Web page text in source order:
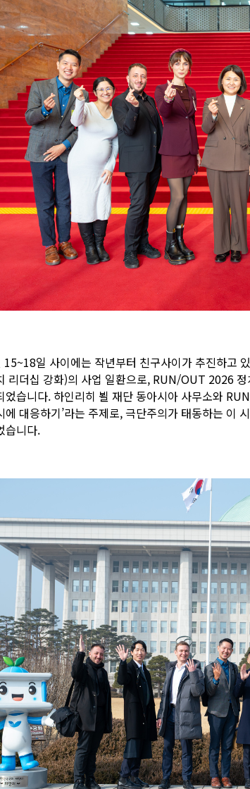
15~18일 사이에는 작년부터 친구사이가 추진하고
리더십 강화)의 사업 일환으로, RUN/OUT 2026 정
었습니다. 하인리히 뵐 재단 동아시아 사무소와
에 대응하기’라는 주제로, 극단주의가 태동하는 이
습니다.